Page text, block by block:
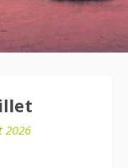
2026